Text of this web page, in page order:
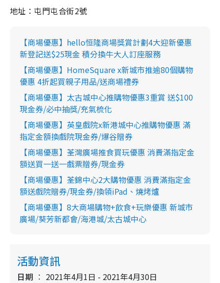
地址：屯門屯合街2號
【商場優惠】hello恒隆商場獎賞計劃4大迎新優惠
新登記送$25現金 積分換牛大人訂座服務
【商場優惠】HomeSquare x新城市推逾80個購物
優惠 4折起買親子用品/送商場禮券
【商場優惠】太古城中心推購物優惠3重賞 送$100
現金券/必中抽獎/充氣梳化
【商場優惠】英皇戲院x新港城中心推購物優惠 滿
指定金額換戲院現金券/爆谷贈券
【商場優惠】荃灣廣場推食買玩優惠 消費滿指定金
額送買一送一戲票贈券/現金券
【商場優惠】荃錦中心2大購物優惠 消費滿指定金
額送戲院贈券/現金券/換領iPad、燒烤爐
【商場優惠】8大商場購物+飲食+玩樂優惠 新城市
廣場/葵芳新都會/海港城/太古城中心
活動資訊
日期 2021年4月1日 - 2021年4月30日